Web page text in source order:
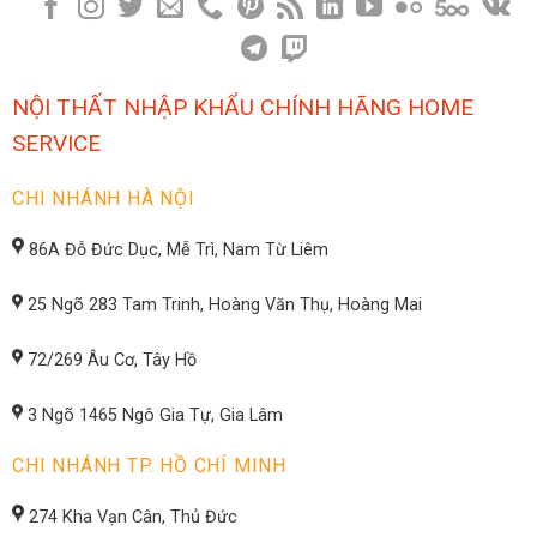
NỘI THẤT NHẬP KHẨU CHÍNH HÃNG HOME
SERVICE
CHI NHÁNH HÀ NỘI
86A Đỗ Đức Dục, Mễ Trì, Nam Từ Liêm
25 Ngõ 283 Tam Trinh, Hoàng Văn Thụ, Hoàng Mai
72/269 Âu Cơ, Tây Hồ
3 Ngõ 1465 Ngô Gia Tự, Gia Lâm
CHI NHÁNH TP. HỒ CHÍ MINH
274 Kha Vạn Cân, Thủ Đức